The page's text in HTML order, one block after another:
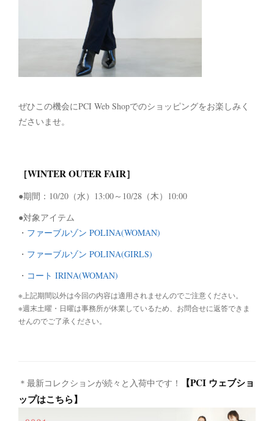
ぜひこの機会にPCI Web Shopでのショッピングをお楽しみく
ださいませ。
［WINTER OUTER FAIR］
●期間：10/20（水）13:00～10/28（木）10:00
●対象アイテム
・ ファーブルゾン POLINA(WOMAN)
・ ファーブルゾン POLINA(GIRLS)
・ コート IRINA(WOMAN)
※上記期間以外は今回の内容は適用されませんのでご注意ください。
※週末土曜・日曜は事務所が休業しているため、お問合せに返答できま
せんのでご了承ください。
＊最新コレクションが続々と入荷中です！
【PCI ウェブショ
ップはこちら】